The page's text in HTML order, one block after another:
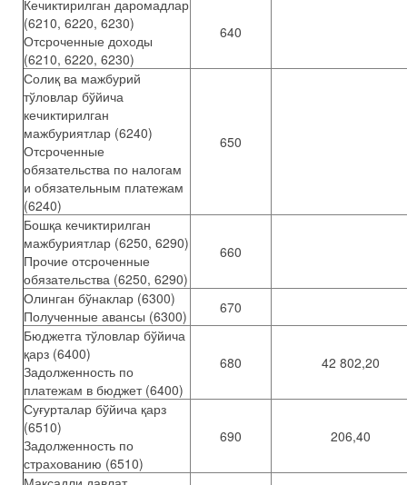
Кечиктирилган даромадлар
(6210, 6220, 6230)
Отсроченные доходы
(6210, 6220, 6230)
640
Солиқ ва мажбурий
тўловлар бўйича
кечиктирилган
мажбуриятлар (6240)
Отсроченные
обязательства по налогам
и обязательным платежам
(6240)
650
Бошқа кечиктирилган
мажбуриятлар (6250, 6290)
Прочие отсроченные
обязательства (6250, 6290)
660
Олинган бўнаклар (6300)
Полученные авансы (6300)
670
Бюджетга тўловлар бўйича
қарз (6400)
Задолженность по
платежам в бюджет (6400)
680 42 802,20
Суғурталар бўйича қарз
(6510)
Задолженность по
страхованию (6510)
690 206,40